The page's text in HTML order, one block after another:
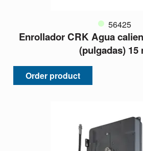
56425
Enrollador CRK Agua
(pulgadas) 15
Order product